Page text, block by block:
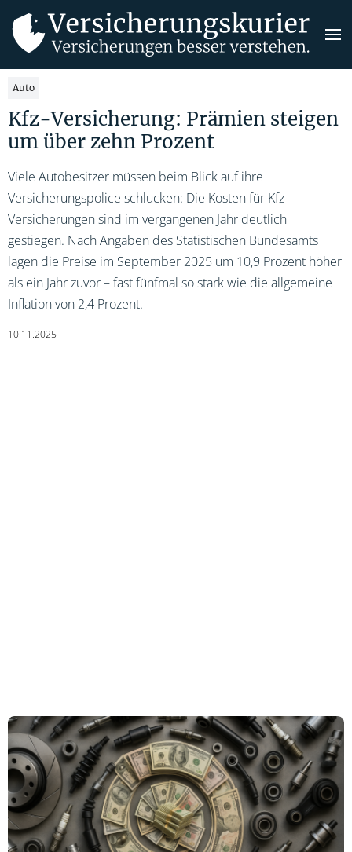
Auto
Kfz-Versicherung: Prämien steigen
um über zehn Prozent
Viele Autobesitzer müssen beim Blick auf ihre
Versicherungspolice schlucken: Die Kosten für Kfz-
Versicherungen sind im vergangenen Jahr deutlich
gestiegen. Nach Angaben des Statistischen Bundesamts
lagen die Preise im September 2025 um 10,9 Prozent höher
als ein Jahr zuvor – fast fünfmal so stark wie die allgemeine
Inflation von 2,4 Prozent.
10.11.2025